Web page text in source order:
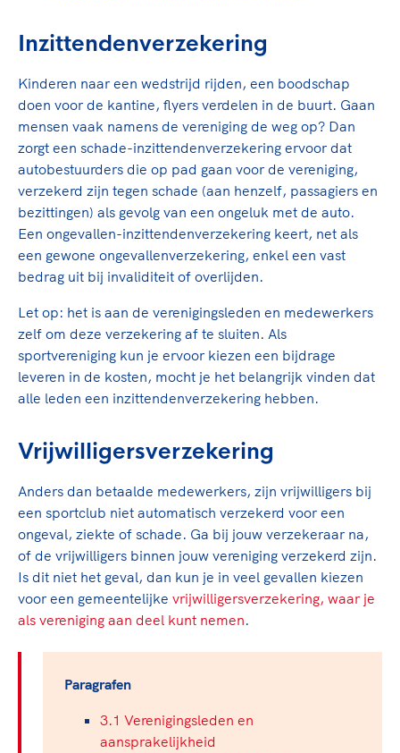
Inzittendenverzekering
Kinderen naar een wedstrijd rijden, een boodschap
doen voor de kantine, flyers verdelen in de buurt. Gaan
mensen vaak namens de vereniging de weg op? Dan
zorgt een schade-inzittendenverzekering ervoor dat
autobestuurders die op pad gaan voor de vereniging,
verzekerd zijn tegen schade (aan henzelf, passagiers en
bezittingen) als gevolg van een ongeluk met de auto.
Een ongevallen-inzittendenverzekering keert, net als
een gewone ongevallenverzekering, enkel een vast
bedrag uit bij invaliditeit of overlijden.
Let op: het is aan de verenigingsleden en medewerkers
zelf om deze verzekering af te sluiten. Als
sportvereniging kun je ervoor kiezen een bijdrage
leveren in de kosten, mocht je het belangrijk vinden dat
alle leden een inzittendenverzekering hebben.
Vrijwilligersverzekering
Anders dan betaalde medewerkers, zijn vrijwilligers bij
een sportclub niet automatisch verzekerd voor een
ongeval, ziekte of schade. Ga bij jouw verzekeraar na,
of de vrijwilligers binnen jouw vereniging verzekerd zijn.
Is dit niet het geval, dan kun je in veel gevallen kiezen
voor een gemeentelijke vrijwilligersverzekering, waar je
als vereniging aan deel kunt nemen.
Paragrafen
3.1 Verenigingsleden en
aansprakelijkheid